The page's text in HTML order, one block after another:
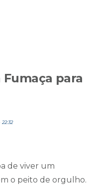
para
de viver um
o peito de orgulho.